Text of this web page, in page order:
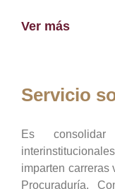
Ver más
Servicio
Es
imparten carreras
Procuraduría,